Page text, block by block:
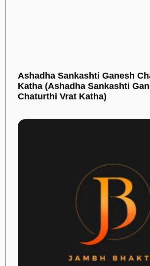
Ashadha Sankashti Ganesh
Katha (Ashadha Sankashti
Chaturthi Vrat Katha)